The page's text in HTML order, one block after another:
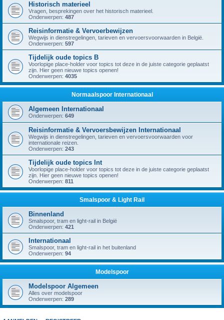
Historisch materieel
Vragen, besprekingen over het historisch materieel.
Onderwerpen: 487
Reisinformatie & Vervoerbewijzen
Wegwijs in dienstregelingen, tarieven en vervoersvoorwaarden in België.
Onderwerpen: 597
Tijdelijk oude topics B
Voorlopige place-holder voor topics tot deze in de juiste categorie geplaatst
zijn. Hier geen nieuwe topics openen!
Onderwerpen: 4035
Normaalspoor Internationaal
Algemeen Internationaal
Onderwerpen: 649
Reisinformatie & Vervoersbewijzen Internationaal
Wegwijs in dienstregelingen, tarieven en vervoersvoorwaarden voor
internationale reizen.
Onderwerpen: 243
Tijdelijk oude topics Int
Voorlopige place-holder voor topics tot deze in de juiste categorie geplaatst
zijn. Hier geen nieuwe topics openen!
Onderwerpen: 811
Smalspoor & Light Rail
Binnenland
Smalspoor, tram en light-rail in België
Onderwerpen: 421
Internationaal
Smalspoor, tram en light-rail in het buitenland
Onderwerpen: 94
Modelspoor
Modelspoor Algemeen
Alles over modelspoor
Onderwerpen: 289